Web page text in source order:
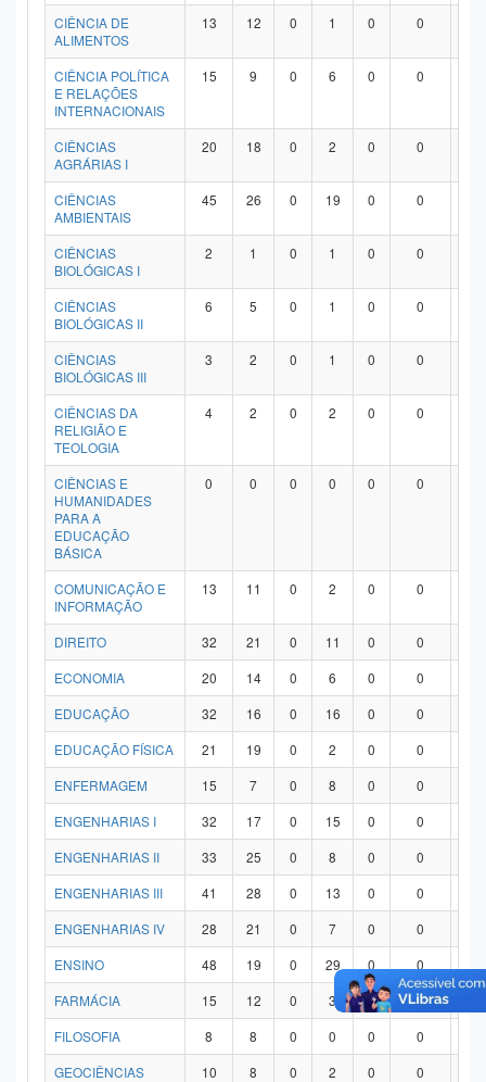
CIÊNCIA DE
ALIMENTOS
13 12 0 1 0 0
CIÊNCIA POLÍTICA
E RELAÇÕES
INTERNACIONAIS
15 9 0 6 0 0
CIÊNCIAS
AGRÁRIAS I
20 18 0 2 0 0
CIÊNCIAS
AMBIENTAIS
45 26 0 19 0 0
CIÊNCIAS
BIOLÓGICAS I
2 1 0 1 0 0
CIÊNCIAS
BIOLÓGICAS II
6 5 0 1 0 0
CIÊNCIAS
BIOLÓGICAS III
3 2 0 1 0 0
CIÊNCIAS DA
RELIGIÃO E
TEOLOGIA
4 2 0 2 0 0
CIÊNCIAS E
HUMANIDADES
PARA A
EDUCAÇÃO
BÁSICA
0 0 0 0 0 0
COMUNICAÇÃO E
INFORMAÇÃO
13 11 0 2 0 0
DIREITO 32 21 0 11 0 0
ECONOMIA
20 14 0 6 0 0
EDUCAÇÃO
32 16 0 16 0 0
EDUCAÇÃO FÍSICA
21 19 0 2 0 0
ENFERMAGEM
15 7 0 8 0 0
ENGENHARIAS I
32 17 0 15 0 0
ENGENHARIAS II
33 25 0 8 0 0
ENGENHARIAS III
41 28 0 13 0 0
ENGENHARIAS IV
28 21 0 7 0 0
ENSINO
48 19 0 29 0 0
FARMÁCIA
15 12 0 3 0 0
FILOSOFIA
8 8 0 0 0 0
GEOCIÊNCIAS
10 8 0 2 0 0